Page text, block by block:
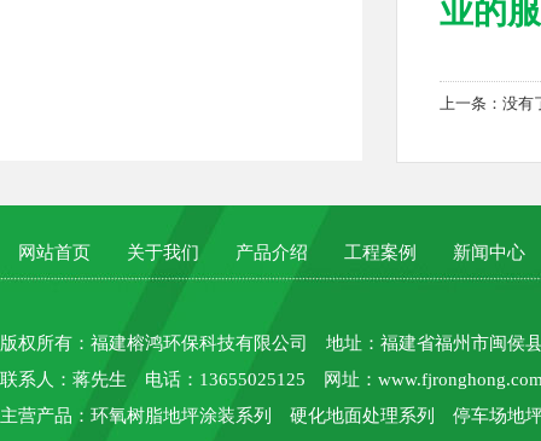
业的
上一条：没有
网站首页 关于我们 产品介绍 工程案例 新闻中心
版权所有： 福建榕鸿环保科技有限公司
地址：福建省福州市闽侯
联系人：蒋先生 电话：13655025125 网址：
主营产品：环氧树脂地坪涂装系列 硬化地面处理系列 停车场